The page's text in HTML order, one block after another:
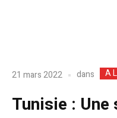
21 mars 2022 dans A
Tunisie :